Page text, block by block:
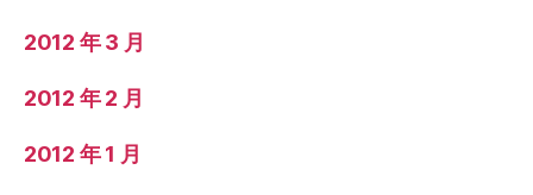
2012 年 3 月
2012 年 2 月
2012 年 1 月